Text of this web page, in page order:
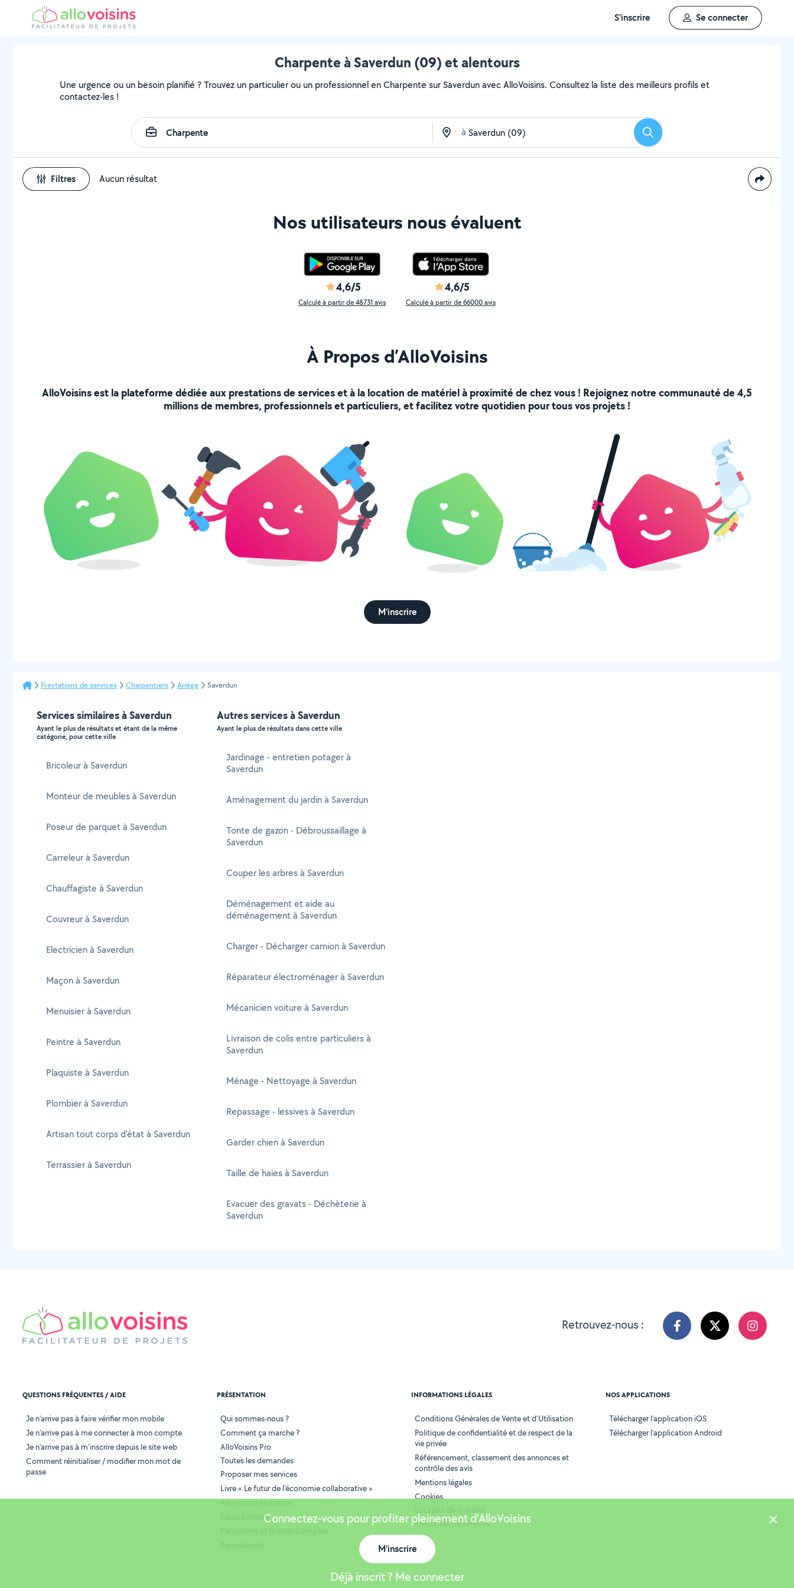
S'inscrire Se connecter
Charpente à Saverdun (09) et alentours
Une urgence ou un besoin planifié ? Trouvez un particulier ou un professionnel en Charpente sur Saverdun avec AlloVoisins. Consultez la liste des meilleurs profils et
contactez-les !
à Rechercher
Filtres Aucun résultat
Nos utilisateurs nous évaluent
4,6/5
Calculé à partir de 48731 avis
4,6/5
Calculé à partir de 66000 avis
À Propos d’AlloVoisins
AlloVoisins est la plateforme dédiée aux prestations de services et à la location de matériel à proximité de chez vous ! Rejoignez notre communauté de 4,5
millions de membres, professionnels et particuliers, et facilitez votre quotidien pour tous vos projets !
M'inscrire
Prestations de services Charpentiers Ariège Saverdun
Services similaires à Saverdun
Ayant le plus de résultats et étant de la même
catégorie, pour cette ville
Bricoleur à Saverdun
Monteur de meubles à Saverdun
Poseur de parquet à Saverdun
Carreleur à Saverdun
Chauffagiste à Saverdun
Couvreur à Saverdun
Electricien à Saverdun
Maçon à Saverdun
Menuisier à Saverdun
Peintre à Saverdun
Plaquiste à Saverdun
Plombier à Saverdun
Artisan tout corps d'état à Saverdun
Terrassier à Saverdun
Autres services à Saverdun
Ayant le plus de résultats dans cette ville
Jardinage - entretien potager à
Saverdun
Aménagement du jardin à Saverdun
Tonte de gazon - Débroussaillage à
Saverdun
Couper les arbres à Saverdun
Déménagement et aide au
déménagement à Saverdun
Charger - Décharger camion à Saverdun
Réparateur électroménager à Saverdun
Mécanicien voiture à Saverdun
Livraison de colis entre particuliers à
Saverdun
Ménage - Nettoyage à Saverdun
Repassage - lessives à Saverdun
Garder chien à Saverdun
Taille de haies à Saverdun
Evacuer des gravats - Déchèterie à
Saverdun
Retrouvez-nous :
QUESTIONS FRÉQUENTES / AIDE
Je n'arrive pas à faire vérifier mon mobile
Je n'arrive pas à me connecter à mon compte
Je n'arrive pas à m'inscrire depuis le site web
Comment réinitialiser / modifier mon mot de
passe
PRÉSENTATION
Qui sommes-nous ?
Comment ça marche ?
AlloVoisins Pro
Toutes les demandes
Proposer mes services
Livre « Le futur de l'économie collaborative »
Espace presse
INFORMATIONS LÉGALES
Conditions Générales de Vente et d'Utilisation
Politique de confidentialité et de respect de la
vie privée
Référencement, classement des annonces et
contrôle des avis
Mentions légales
Cookies
Prestation de services
NOS APPLICATIONS
Télécharger l’application iOS
Télécharger l’application Android
Connectez-vous pour profiter pleinement d'AlloVoisins
M'inscrire
Déjà inscrit ? Me connecter